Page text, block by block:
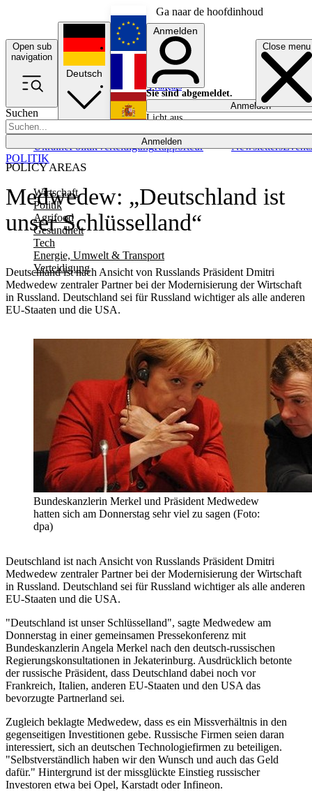
Ga naar de hoofdinhoud
Open sub
navigation
Close menu
Suchen
Anmelden
POLICY AREAS
Wirtschaft
Politik
Agrifood
Gesundheit
Tech
Energie, Umwelt & Transport
Verteidigung
UkrainePolitikVerteidigungRapporteur NewslettersEvents
Deutsch
English
Français
Anmelden
Sie sind abgemeldet.
Anmelden
Licht aus
Medwedew: „Deutschland ist
unser Schlüsselland“
Deutschland ist nach Ansicht von Russlands Präsident Dmitri
Medwedew zentraler Partner bei der Modernisierung der Wirtschaft
in Russland. Deutschland sei für Russland wichtiger als alle anderen
EU-Staaten und die USA.
POLITIK
Bundeskanzlerin Merkel und Präsident Medwedew
hatten sich am Donnerstag sehr viel zu sagen (Foto:
dpa)
Deutschland ist nach Ansicht von Russlands Präsident Dmitri
Medwedew zentraler Partner bei der Modernisierung der Wirtschaft
in Russland. Deutschland sei für Russland wichtiger als alle anderen
EU-Staaten und die USA.
"Deutschland ist unser Schlüsselland", sagte Medwedew am
Donnerstag in einer gemeinsamen Pressekonferenz mit
Bundeskanzlerin Angela Merkel nach den deutsch-russischen
Regierungskonsultationen in Jekaterinburg. Ausdrücklich betonte
der russische Präsident, dass Deutschland dabei noch vor
Frankreich, Italien, anderen EU-Staaten und den USA das
bevorzugte Partnerland sei.
Zugleich beklagte Medwedew, dass es ein Missverhältnis in den
gegenseitigen Investitionen gebe. Russische Firmen seien daran
interessiert, sich an deutschen Technologiefirmen zu beteiligen.
"Selbstverständlich haben wir den Wunsch und auch das Geld
dafür." Hintergrund ist der missglückte Einstieg russischer
Investoren etwa bei Opel, Karstadt oder Infineon.